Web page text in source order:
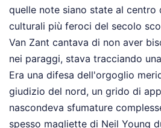
quelle note siano state al centro
culturali più feroci del secolo
Van Zant cantava di non aver
nei paraggi, stava tracciando
Era una difesa dell'orgoglio
giudizio del nord, un grido di
nascondeva sfumature
spesso magliette di Neil Young